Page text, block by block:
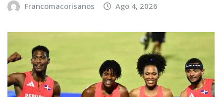
Francomacorisanos Ago 4, 2026